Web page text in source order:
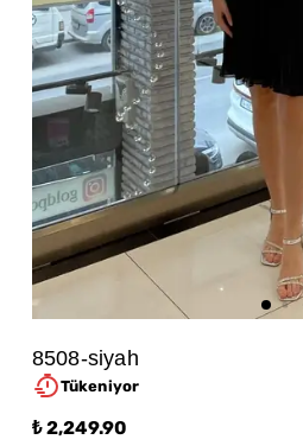
8508-siyah
Tükeniyor
₺ 2,249.90